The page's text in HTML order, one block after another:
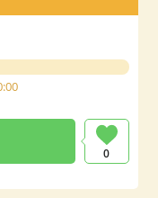
0